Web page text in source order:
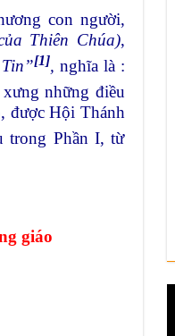
con người,
Thiên Chúa),
[1], nghĩa là :
những điều
được Hội Thánh
trong Phần I, từ
giáo